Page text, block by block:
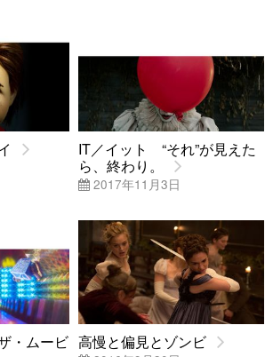
IT／イット “それ”が見えた
ら、終わり。
2017年11月3日
・ムービ 高慢と偏見とゾンビ